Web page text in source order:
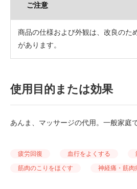
ご注意
商品の仕様および外観は、改良のた
があります。
使用目的または効果
あんま、マッサージの代用。一般家庭
疲労回復 血行をよくする
筋肉のこりをほぐす
神経痛・筋肉